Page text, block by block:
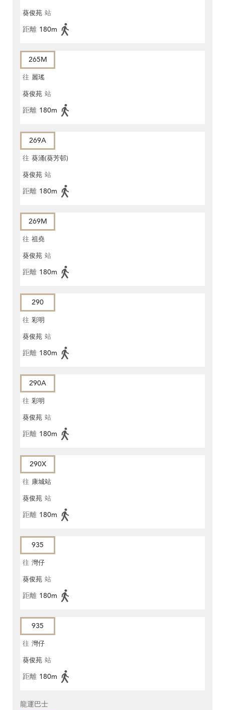
葵俊苑 站
距離 180m
265M
往 麗瑤
葵俊苑 站
距離 180m
269A
往 葵涌(葵芳邨)
葵俊苑 站
距離 180m
269M
往 祖堯
葵俊苑 站
距離 180m
290
往 彩明
葵俊苑 站
距離 180m
290A
往 彩明
葵俊苑 站
距離 180m
290X
往 康城站
葵俊苑 站
距離 180m
935
往 灣仔
葵俊苑 站
距離 180m
935
往 灣仔
葵俊苑 站
距離 180m
龍運巴士